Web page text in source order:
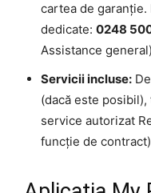
cartea de
dedicate: 0248
Assistance
Servicii incluse:
(dacă este
service autorizat
funcție de